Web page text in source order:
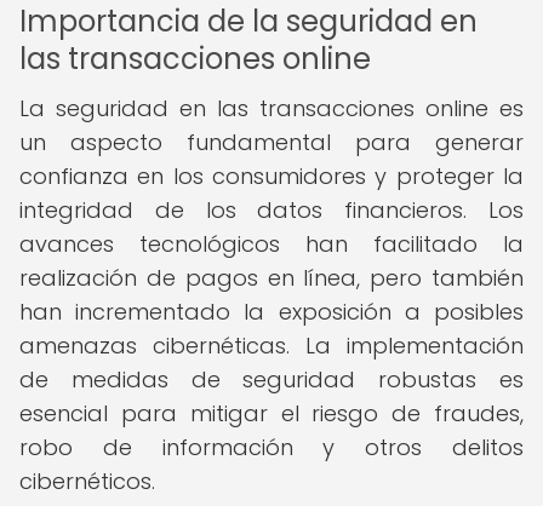
Importancia de la seguridad en
las transacciones online
La seguridad en las transacciones online es
un aspecto fundamental para generar
confianza en los consumidores y proteger la
integridad de los datos financieros. Los
avances tecnológicos han facilitado la
realización de pagos en línea, pero también
han incrementado la exposición a posibles
amenazas cibernéticas. La implementación
de medidas de seguridad robustas es
esencial para mitigar el riesgo de fraudes,
robo de información y otros delitos
cibernéticos.